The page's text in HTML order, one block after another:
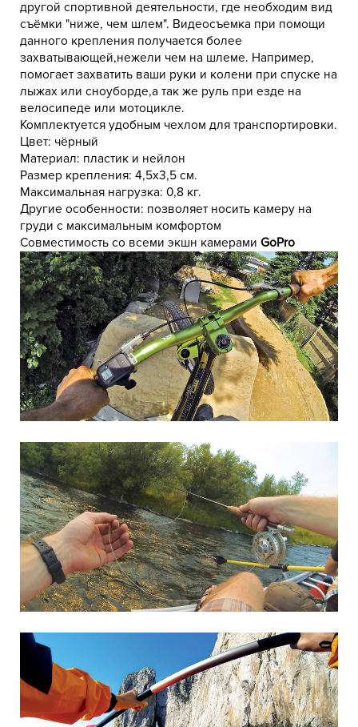
другой спортивной деятельности, где необходим вид
съёмки "ниже, чем шлем". Видеосъемка при помощи
данного крепления получается более
захватывающей,нежели чем на шлеме. Например,
помогает захватить ваши руки и колени при спуске на
лыжах или сноуборде,а так же руль при езде на
велосипеде или мотоцикле.
Комплектуется удобным чехлом для транспортировки.
Цвет: чёрный
Материал: пластик и нейлон
Размер крепления: 4,5х3,5 см.
Максимальная нагрузка: 0,8 кг.
Другие особенности: позволяет носить камеру на
груди с максимальным комфортом
Совместимость со всеми экшн камерами GoPro